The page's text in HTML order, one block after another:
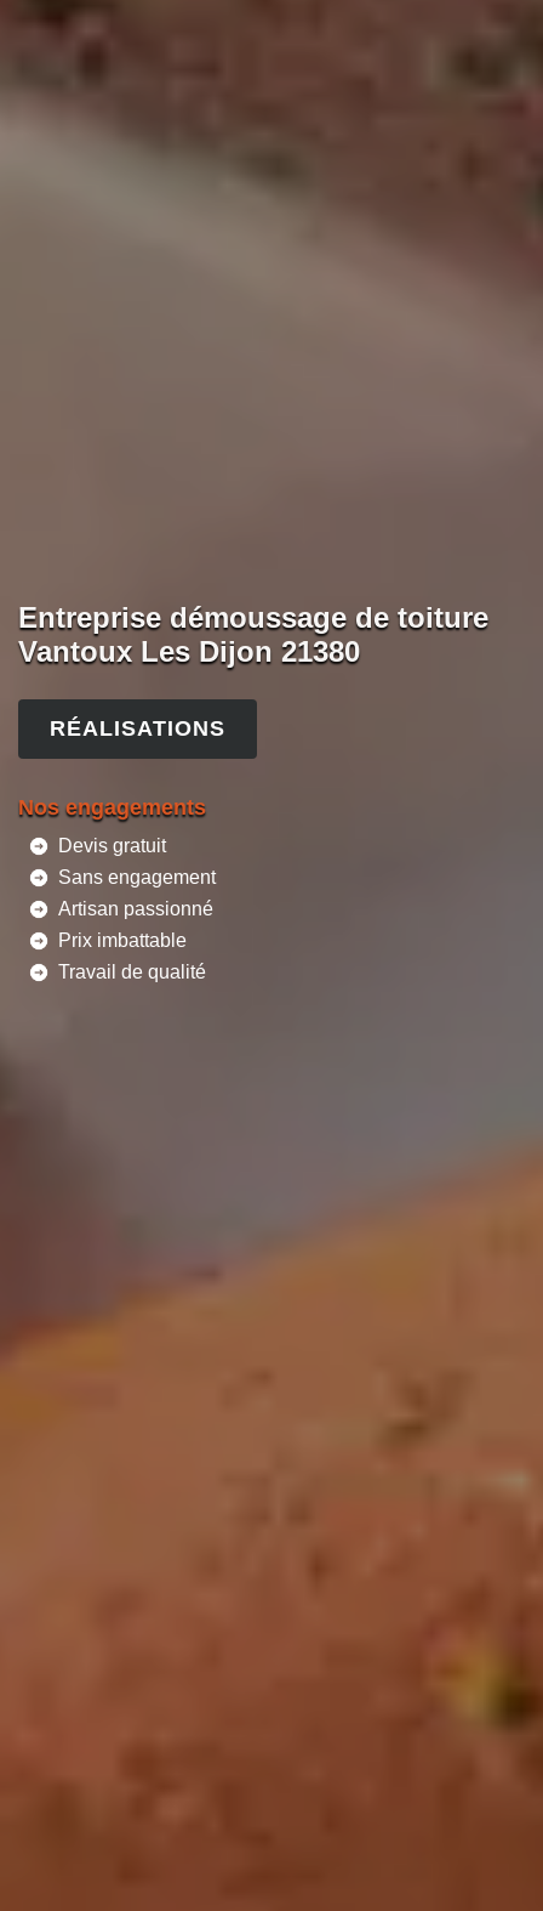
Entreprise démoussage de toiture
Vantoux Les Dijon 21380
RÉALISATIONS
Nos engagements
Devis gratuit
Sans engagement
Artisan passionné
Prix imbattable
Travail de qualité